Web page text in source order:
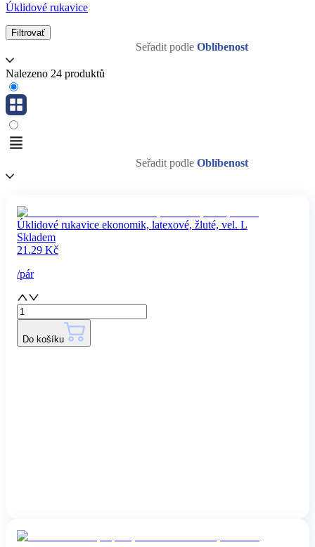
Úklidové rukavice
Filtrovať
Seřadit podle Oblíbenost
Nalezeno 24 produktů
Seřadit podle Oblíbenost
Úklidové rukavice ekonomik, latexové, žluté, vel. L
Skladem
21.29 Kč
/pár
Do košíku